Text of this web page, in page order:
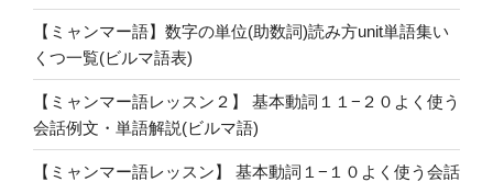
【ミャンマー語】数字の単位(助数詞)読み方unit単語集い
くつ一覧(ビルマ語表)
【ミャンマー語レッスン２】 基本動詞１１−２０よく使う
会話例文・単語解説(ビルマ語)
【ミャンマー語レッスン】 基本動詞１−１０よく使う会話